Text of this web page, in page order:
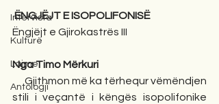
Intervista
Kulturë
Lajme
Antologji
ËNGJËJT E ISOPOLIFONISË
Ëngjëjt e Gjirokastrës III
Nga Timo Mërkuri
      Gjithmon më ka tërhequr vëmëndjen
stili i veçantë i këngës isopolifonike